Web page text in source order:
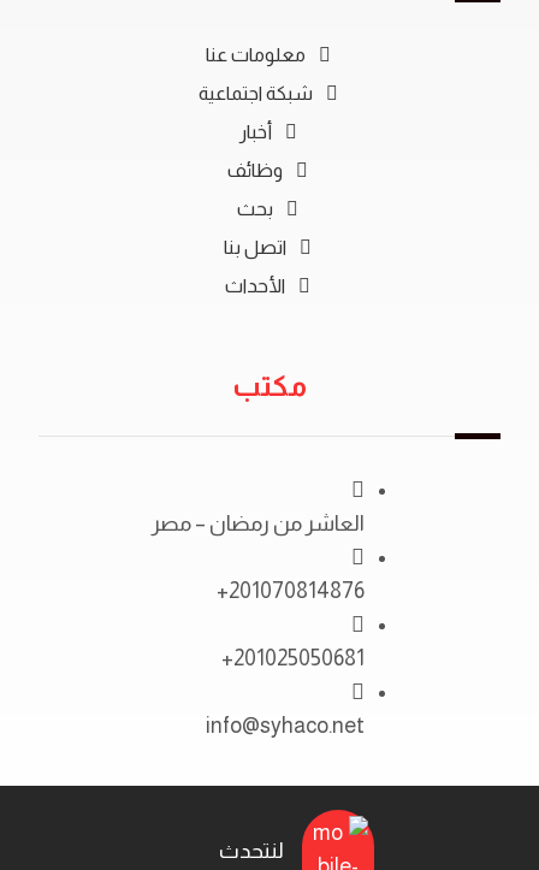
معلومات عنا
شبكة اجتماعية
أخبار
وظائف
بحث
اتصل بنا
الأحداث
مكتب
العاشر من رمضان – مصر
201070814876+
201025050681+
info@syhaco.net
لنتحدث